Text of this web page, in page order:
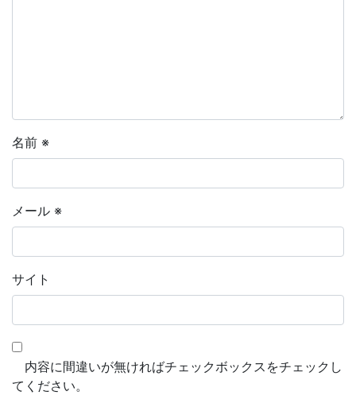
名前 ※
メール ※
サイト
内容に間違いが無ければチェックボックスをチェックし
てください。